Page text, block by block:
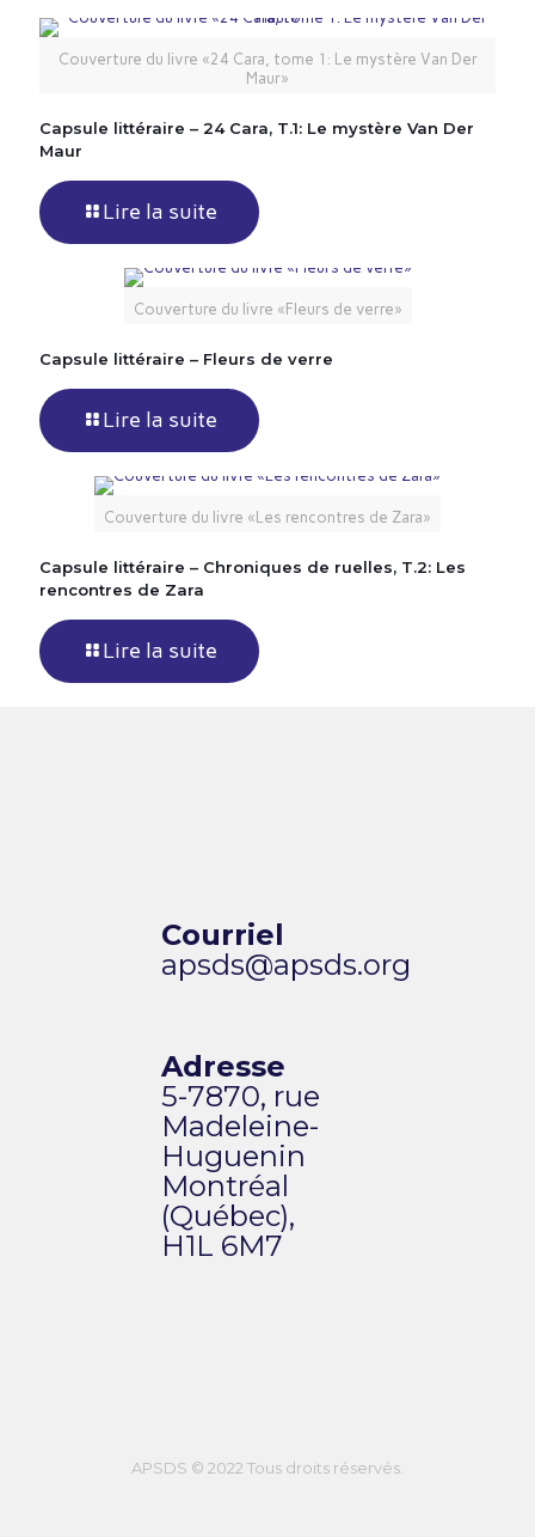
Couverture du livre «24 Cara, tome 1: Le mystère Van Der
Maur»
Capsule littéraire – 24 Cara, T.1: Le mystère Van Der
Maur
Lire la suite
Couverture du livre «Fleurs de verre»
Capsule littéraire – Fleurs de verre
Lire la suite
Couverture du livre «Les rencontres de Zara»
Capsule littéraire – Chroniques de ruelles, T.2: Les
rencontres de Zara
Lire la suite
Courriel
apsds@apsds.org
Adresse
5-7870, rue
Madeleine-
Huguenin
Montréal
(Québec),
H1L 6M7
APSDS © 2022 Tous droits réservés.